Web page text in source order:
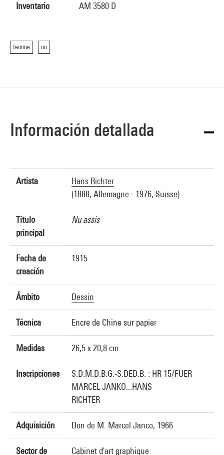
Inventario AM 3580 D
femme nu
Información detallada
Artista
Hans Richter
(1888, Allemagne - 1976, Suisse)
Título
principal
Nu assis
Fecha de
creación
1915
Ámbito Dessin
Técnica Encre de Chine sur papier
Medidas 26,5 x 20,8 cm
Inscripciones
S.D.M.D.B.G.-S.DED.B. : HR 15/FUER
MARCEL JANKO...HANS
RICHTER
Adquisición Don de M. Marcel Janco, 1966
Sector de Cabinet d'art graphique